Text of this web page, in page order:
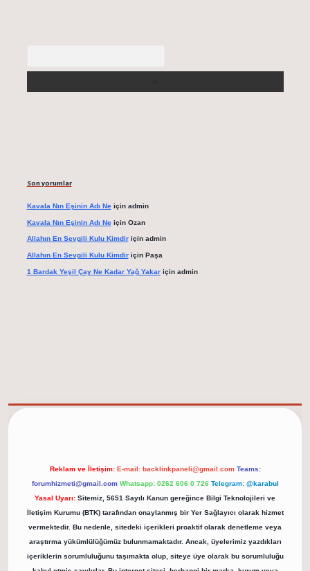
Son yorumlar
Kavala Nın Eşinin Adı Neiçin admin
Kavala Nın Eşinin Adı Neiçin Ozan
Allahın En Sevgili Kulu Kimdiriçin admin
Allahın En Sevgili Kulu Kimdiriçin Paşa
1 Bardak Yeşil Çay Ne Kadar Yağ Yakariçin admin
Reklam ve İletişim: E-mail: backlinkpaneli@gmail.com Teams:
forumhizmeti@gmail.com Whatsapp: 0262 606 0 726 Telegram: @karabul
Yasal Uyarı: Sitemiz, 5651 Sayılı Kanun gereğince Bilgi Teknolojileri ve
İletişim Kurumu (BTK) tarafından onaylanmış bir Yer Sağlayıcı olarak hizmet
vermektedir. Bu nedenle, sitedeki içerikleri proaktif olarak denetleme veya
araştırma yükümlülüğümüz bulunmamaktadır. Ancak, üyelerimiz yazdıkları
içeriklerin sorumluluğunu taşımakta olup, siteye üye olarak bu sorumluluğu